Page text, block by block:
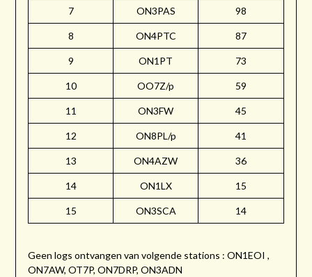
7 ON3PAS 98
8 ON4PTC 87
9 ON1PT 73
10 OO7Z/p 59
11 ON3FW 45
12 ON8PL/p 41
13 ON4AZW 36
14 ON1LX 15
15 ON3SCA 14
Geen logs ontvangen van volgende stations : ON1EOI ,
ON7AW, OT7P, ON7DRP, ON3ADN